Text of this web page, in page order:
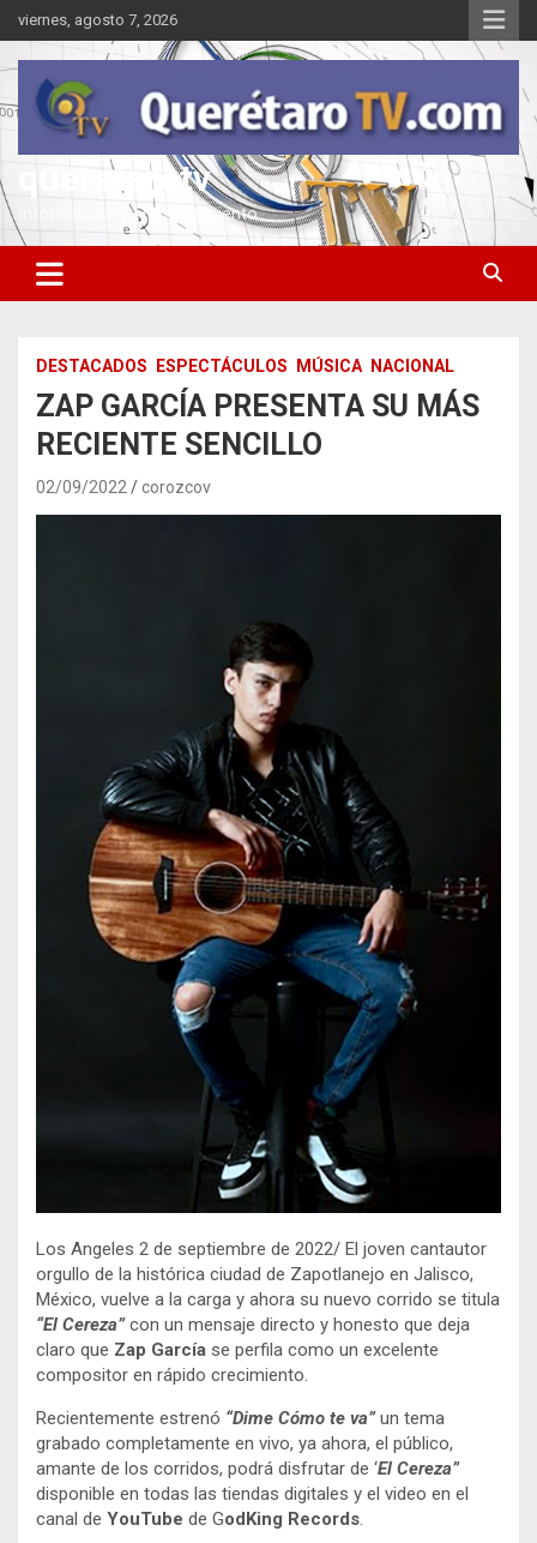
Saltar
al
contenido
viernes, agosto 7, 2026
queretarotv
Información y entretenimiento
DESTACADOS ESPECTÁCULOS MÚSICA NACIONAL
ZAP GARCÍA PRESENTA SU MÁS
RECIENTE SENCILLO
02/09/2022 corozcov
Los Angeles 2 de septiembre de 2022/ El joven cantautor
orgullo de la histórica ciudad de Zapotlanejo en Jalisco,
México, vuelve a la carga y ahora su nuevo corrido se titula
“El Cereza”con un mensaje directo y honesto que deja
claro que Zap García se perfila como un excelente
compositor en rápido crecimiento.
Recientemente estrenó “Dime Cómo te va”un tema
grabado completamente en vivo, ya ahora, el público,
amante de los corridos, podrá disfrutar de ‘El Cereza”
disponible en todas las tiendas digitales y el video en el
canal de YouTube de GodKing Records.